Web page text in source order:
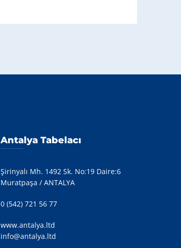
Antalya Tabelacı
Şirinyalı Mh. 1492 Sk. No:19 Daire:6
Muratpaşa / ANTALYA
0 (542) 721 56 77
www.antalya.ltd
info@antalya.ltd